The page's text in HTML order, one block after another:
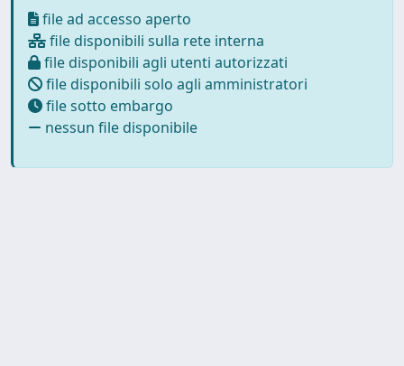
file ad accesso aperto
file disponibili sulla rete interna
file disponibili agli utenti autorizzati
file disponibili solo agli amministratori
file sotto embargo
nessun file disponibile